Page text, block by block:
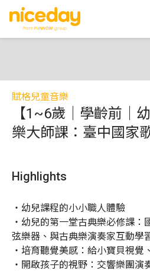
賦格兒童音樂
【1~6歲｜學齡前｜
樂大師課：臺中國家
Highlights
・幼兒課程的小小職人體驗
・幼兒的第一堂古典樂必修課：
弦樂器、與古典樂演奏家互動學
・培育聽覺美感：給小寶貝視覺
・開啟孩子的視野：交響樂團演